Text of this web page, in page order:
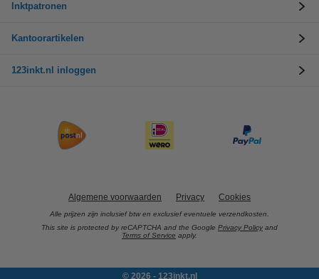
Inktpatronen
Kantoorartikelen
123inkt.nl inloggen
Algemene voorwaarden Privacy Cookies
Alle prijzen zijn inclusief btw en exclusief eventuele verzendkosten.
This site is protected by reCAPTCHA and the Google Privacy Policy and
Terms of Service apply.
© 2026 - 123inkt.nl